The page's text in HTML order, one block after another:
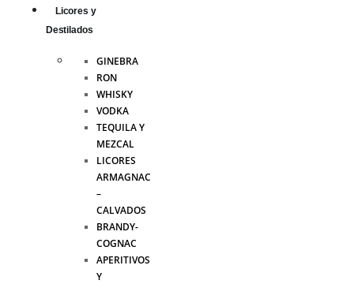
Licores y
Destilados
GINEBRA
RON
WHISKY
VODKA
TEQUILA Y
MEZCAL
LICORES
ARMAGNAC
–
CALVADOS
BRANDY-
COGNAC
APERITIVOS
Y